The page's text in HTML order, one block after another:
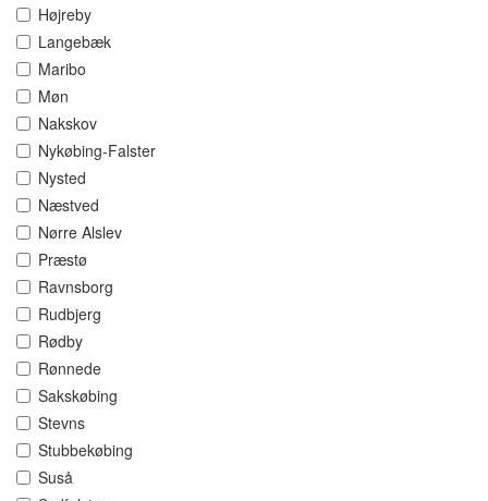
Højreby
Langebæk
Maribo
Møn
Nakskov
Nykøbing-Falster
Nysted
Næstved
Nørre Alslev
Præstø
Ravnsborg
Rudbjerg
Rødby
Rønnede
Sakskøbing
Stevns
Stubbekøbing
Suså